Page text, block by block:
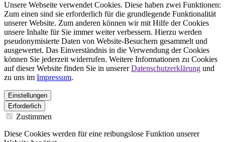
Unsere Webseite verwendet Cookies. Diese haben zwei Funktionen:
Zum einen sind sie erforderlich für die grundlegende Funktionalität
unserer Website. Zum anderen können wir mit Hilfe der Cookies
unsere Inhalte für Sie immer weiter verbessern. Hierzu werden
pseudonymisierte Daten von Website-Besuchern gesammelt und
ausgewertet. Das Einverständnis in die Verwendung der Cookies
können Sie jederzeit widerrufen. Weitere Informationen zu Cookies
auf dieser Website finden Sie in unsererDatenschutzerklärung und
zu uns im Impressum.
Einstellungen
Erforderlich
Zustimmen
Diese Cookies werden für eine reibungslose Funktion unserer